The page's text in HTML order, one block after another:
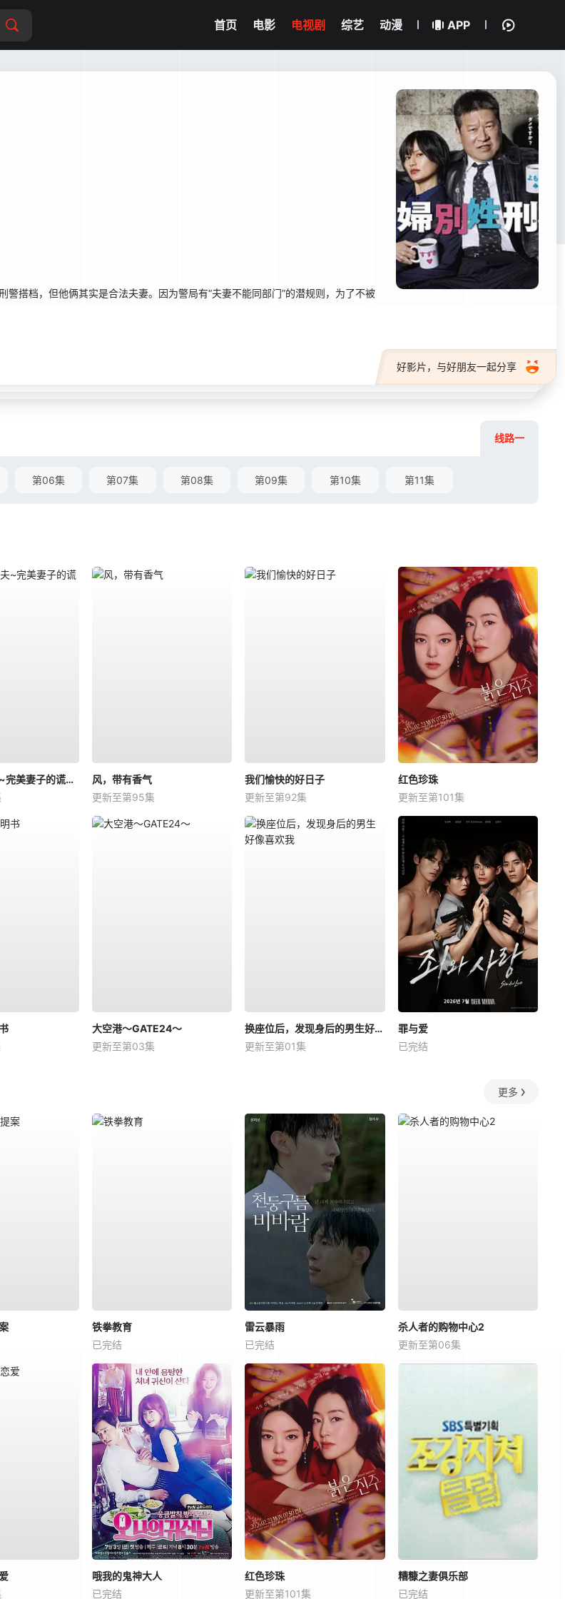
首页 电影 电视剧 综艺 动漫 APP
搭档，但他俩其实是合法夫妻。因为警局有“夫妻不能同部门”的潜规则，为了不被
好影片，与好朋友一起分享
线路一
第06集 第07集 第08集 第09集 第10集 第11集
致亲爱的丈夫~完美妻子的谎言~
风，带有香气
更新至第95集
我们愉快的好日子
更新至第92集
红色珍珠
更新至第101集
大空港～GATE24～
更新至第03集
换座位后，发现身后的男生好像喜欢我
更新至第01集
罪与爱
已完结
更多
铁拳教育
已完结
雷云暴雨
已完结
杀人者的购物中心2
更新至第06集
哦我的鬼神大人
已完结
红色珍珠
更新至第101集
糟糠之妻俱乐部
已完结